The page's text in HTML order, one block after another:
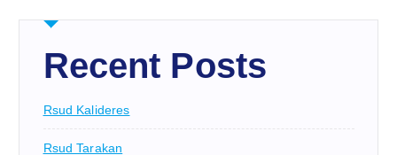
Recent Posts
Rsud Kalideres
Rsud Tarakan